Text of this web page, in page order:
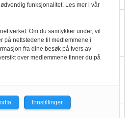
funksjonalitet. Les mer i vår
Om du samtykker under, vil
på nettstedene til medlemmene i
fra dine besøk på tvers av
over medlemmene finner du på
Innstillinger